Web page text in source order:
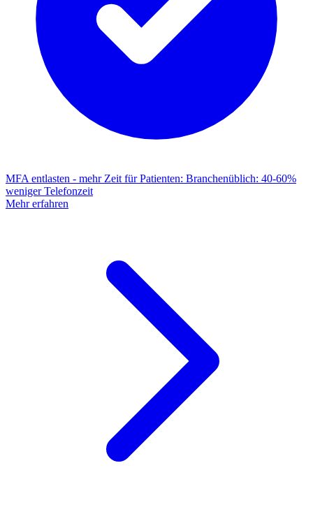
MFA entlasten - mehr Zeit für Patienten: Branchenüblich: 40-60%
weniger Telefonzeit
Mehr erfahren